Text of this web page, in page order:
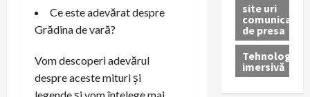
Ce este adevărat despre
Grădina de vară?
Vom descoperi adevărul
despre aceste mituri și
site uri
comunicate
de presa
Tehnologie
imersivă